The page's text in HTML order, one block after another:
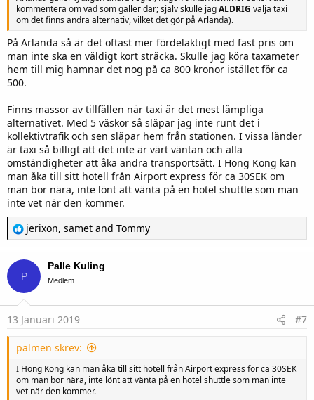
kommentera om vad som gäller där; själv skulle jagALDRIG välja taxi
om det finns andra alternativ, vilket det gör på Arlanda).
På Arlanda så är det oftast mer fördelaktigt med fast pris om
man inte ska en väldigt kort sträcka. Skulle jag köra taxameter
hem till mig hamnar det nog på ca 800 kronor istället för ca
500.
Finns massor av tillfällen när taxi är det mest lämpliga
alternativet. Med 5 väskor så släpar jag inte runt det i
kollektivtrafik och sen släpar hem från stationen. I vissa länder
är taxi så billigt att det inte är värt väntan och alla
omständigheter att åka andra transportsätt. I Hong Kong kan
man åka till sitt hotell från Airport express för ca 30SEK om
man bor nära, inte lönt att vänta på en hotel shuttle som man
inte vet när den kommer.
R
e
a
c
i
o
:
jerixon, samet and Tommy
P
Palle Kuling
Medlem
13 Januari 2019 #7
palmen skrev:
I Hong Kong kan man åka till sitt hotell från Airport express för ca 30SEK
om man bor nära, inte lönt att vänta på en hotel shuttle som man inte
vet när den kommer.